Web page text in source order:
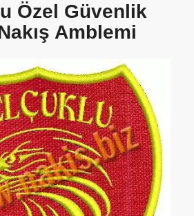
Özel Güvenlik
Amblemi